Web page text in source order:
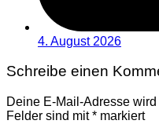
4. August 2026
Schreibe einen
Deine E-Mail-Adresse
Felder sind mit* markiert